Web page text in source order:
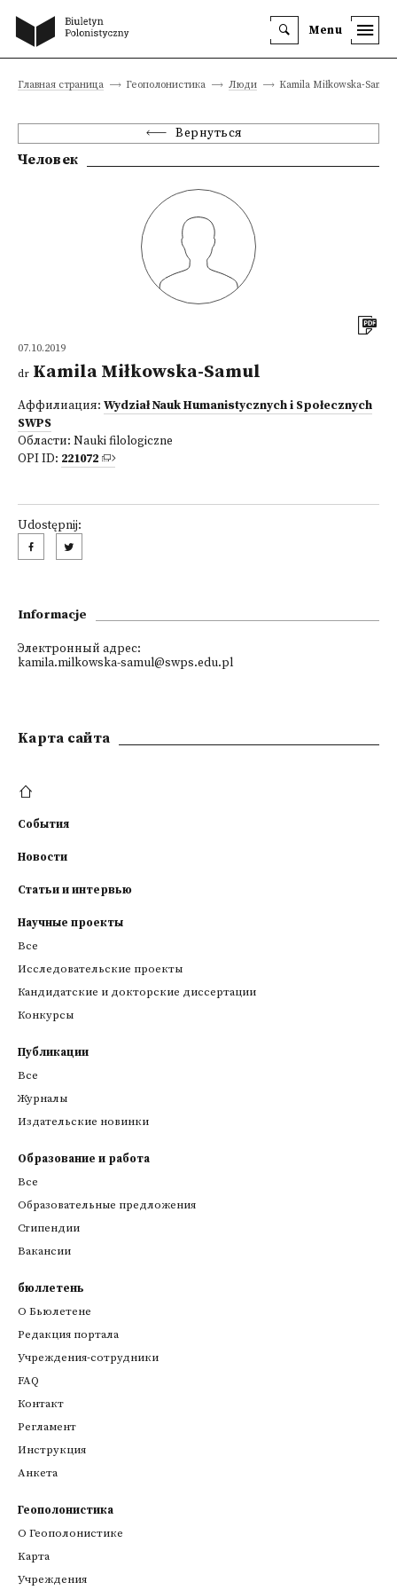
Menu
Главная страница Геополонистика Люди Kamila Miłkowska-Samul
Вернуться
Человек
07.10.2019
dr Kamila Miłkowska-Samul
Аффилиация: Wydział Nauk Humanistycznych i Społecznych
SWPS
Области: Nauki filologiczne
OPI ID: 221072
Udostępnij:
Informacje
Электронный адрес:
kamila.milkowska-samul@swps.edu.pl
Kарта сайта
События
Новости
Статьи и интервью
Научные проекты
Все
Исследовательские проекты
Кандидатские и докторские диссертации
Конкурсы
Публикации
Все
Журналы
Издательские новинки
Образование и работа
Все
Образовательные предложения
Стипендии
Вакансии
бюллетень
О Бьюлетене
Редакция портала
Учреждения-сотрудники
FAQ
Контакт
Регламент
Инструкция
Анкета
Геополонистика
О Геополонистике
Kарта
Учреждения